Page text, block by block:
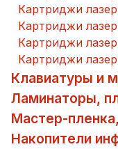
Картриджи
Картриджи
Картриджи
Картриджи
Клавиатуры и
Ламинаторы,
Мастер-
Накопители